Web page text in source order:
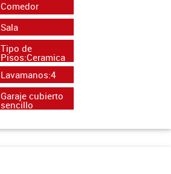
Comedor
Sala
Tipo de
Pisos:Ceramica
Lavamanos:4
Garaje cubierto
sencillo